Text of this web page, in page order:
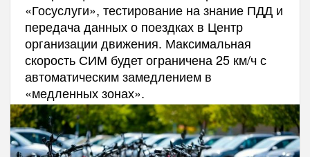
«Госуслуги», тестирование на знание ПДД и
передача данных о поездках в Центр
организации движения. Максимальная
скорость СИМ будет ограничена 25 км/ч с
автоматическим замедлением в
«медленных зонах».